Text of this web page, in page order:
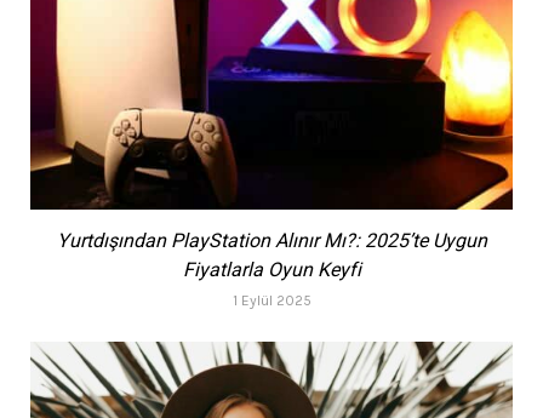
Yurtdışından PlayStation Alınır Mı?: 2025’te Uygun
Fiyatlarla Oyun Keyfi
1 Eylül 2025